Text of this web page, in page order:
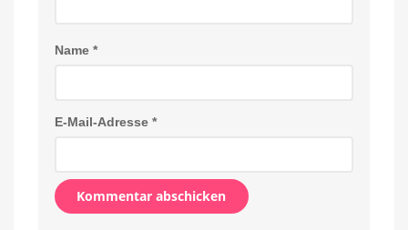
Name *
E-Mail-Adresse *